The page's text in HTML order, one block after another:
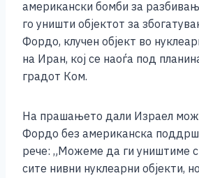
американски бомби за
го уништи објектот за
Фордо, клучен објект во
на Иран, кој се наоѓа под
градот Ком.
На прашањето дали Израел
Фордо без американска
рече: „Можеме да ги уништиме
сите нивни нуклеарни објекти,